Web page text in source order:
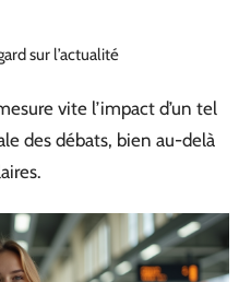
sur l’actualité
vite l’impact d’un tel
des débats, bien au-delà